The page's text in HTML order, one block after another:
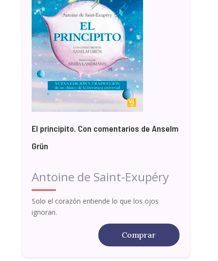
El principito. Con comentarios de Anselm
Grün
Antoine de Saint-Exupéry
Solo el corazón entiende lo que los ojos
ignoran.
Comprar